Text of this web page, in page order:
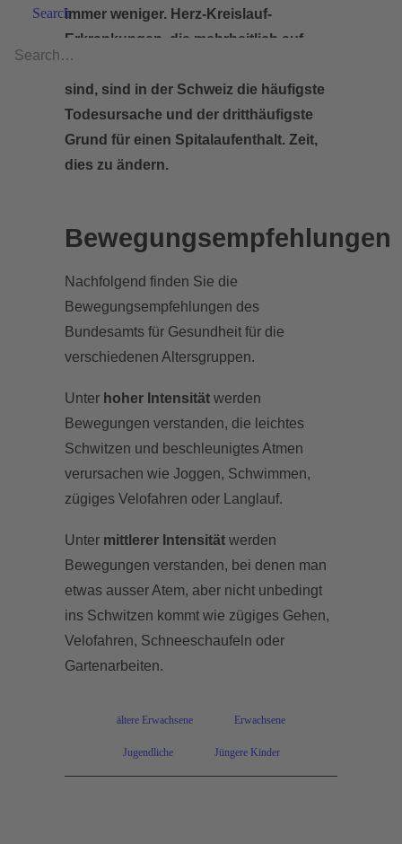
Searchimmer weniger. Herz-Kreislauf-
Erkrankungen, die mehrheitlich auf
Bewegungsmangel zurückzuführen
sind, sind in der Schweiz die häufigste
Todesursache und der dritthäufigste
Grund für einen Spitalaufenthalt. Zeit,
dies zu ändern.
Bewegungsempfehlungen
Nachfolgend finden Sie die
Bewegungsempfehlungen des
Bundesamts für Gesundheit für die
verschiedenen Altersgruppen.
Unter hoher Intensität werden
Bewegungen verstanden, die leichtes
Schwitzen und beschleunigtes Atmen
verursachen wie Joggen, Schwimmen,
zügiges Velofahren oder Langlauf.
Unter mittlerer Intensität werden
Bewegungen verstanden, bei denen man
etwas ausser Atem, aber nicht unbedingt
ins Schwitzen kommt wie zügiges Gehen,
Velofahren, Schneeschaufeln oder
Gartenarbeiten.
ältere Erwachsene Erwachsene
Jugendliche Jüngere Kinder